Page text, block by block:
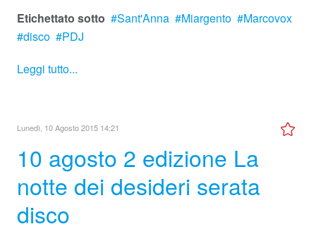
Etichettato sotto
Sant'Anna Miargento
Marcovox
disco
PDJ
Leggi tutto...
Lunedì, 10 Agosto 2015 14:21
10 agosto 2 edizione La
notte dei desideri serata
disco